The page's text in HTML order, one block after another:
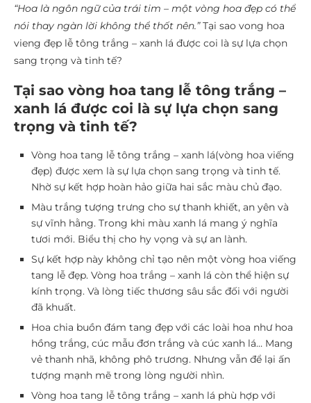
“Hoa là ngôn ngữ của trái tim – một vòng hoa đẹp có thể
nói thay ngàn lời không thể thốt nên.”Tại sao vong hoa
vieng đẹp lễ tông trắng – xanh lá được coi là sự lựa chọn
sang trọng và tinh tế?
Tại sao vòng hoa tang lễ tông trắng –
xanh lá được coi là sự lựa chọn sang
trọng và tinh tế?
Vòng hoa tang lễ tông trắng – xanh lá(vòng hoa viếng
đẹp) được xem là sự lựa chọn sang trọng và tinh tế.
Nhờ sự kết hợp hoàn hảo giữa hai sắc màu chủ đạo.
Màu trắng tượng trưng cho sự thanh khiết, an yên và
sự vĩnh hằng. Trong khi màu xanh lá mang ý nghĩa
tươi mới. Biểu thị cho hy vọng và sự an lành.
Sự kết hợp này không chỉ tạo nên một vòng hoa viếng
tang lễ đẹp. Vòng hoa trắng – xanh lá còn thể hiện sự
kính trọng. Và lòng tiếc thương sâu sắc đối với người
đã khuất.
Hoa chia buồn đám tang đẹp với các loài hoa như hoa
hồng trắng, cúc mẫu đơn trắng và cúc xanh lá… Mang
vẻ thanh nhã, không phô trương. Nhưng vẫn để lại ấn
tượng mạnh mẽ trong lòng người nhìn.
Vòng hoa tang lễ tông trắng – xanh lá phù hợp với